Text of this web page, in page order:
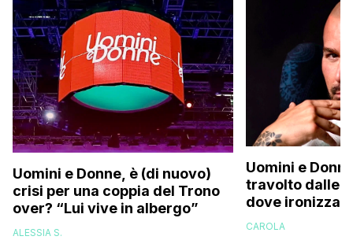
Uomini e Donne, è (di nuovo)
crisi per una coppia del Trono
over? “Lui vive in albergo”
ALESSIA S.
Uomini e
travolto dalle
dove ironizza
perizoma su
CAROLA